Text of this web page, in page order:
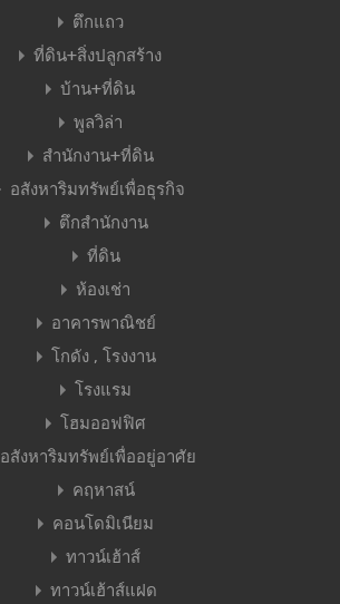
ตึกแถว
ที่ดิน+สิ่งปลูกสร้าง
บ้าน+ที่ดิน
พูลวิล่า
สำนักงาน+ที่ดิน
อสังหาริมทรัพย์เพื่อธุรกิจ
ตึกสำนักงาน
ที่ดิน
ห้องเช่า
อาคารพาณิชย์
โกดัง , โรงงาน
โรงแรม
โฮมออฟฟิศ
อสังหาริมทรัพย์เพื่ออยู่อาศัย
คฤหาสน์
คอนโดมิเนียม
ทาวน์เฮ้าส์
ทาวน์เฮ้าส์แฝด